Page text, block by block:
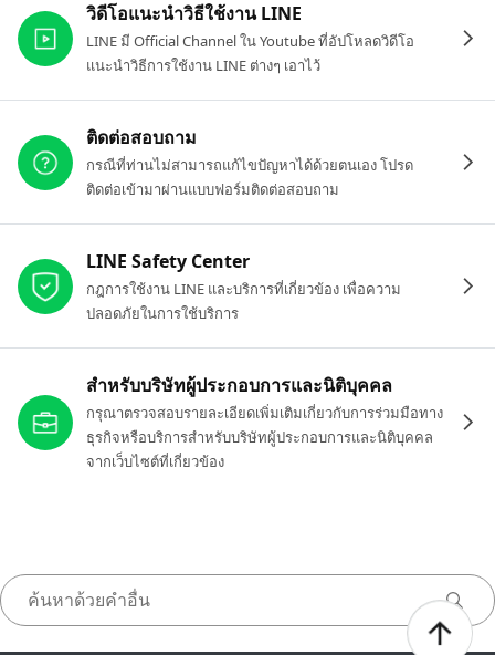
วิดีโอแนะนำวิธีใช้งาน LINE
LINE มี Official Channel ใน Youtube ที่อัปโหลดวิดีโอ
แนะนำวิธีการใช้งาน LINE ต่างๆ เอาไว้
ติดต่อสอบถาม
กรณีที่ท่านไม่สามารถแก้ไขปัญหาได้ด้วยตนเอง โปรด
ติดต่อเข้ามาผ่านแบบฟอร์มติดต่อสอบถาม
LINE Safety Center
กฎการใช้งาน LINE และบริการที่เกี่ยวข้อง เพื่อความ
ปลอดภัยในการใช้บริการ
สำหรับบริษัทผู้ประกอบการและนิติบุคคล
กรุณาตรวจสอบรายละเอียดเพิ่มเติมเกี่ยวกับการร่วมมือทาง
ธุรกิจหรือบริการสำหรับบริษัทผู้ประกอบการและนิติบุคคล
จากเว็บไซต์ที่เกี่ยวข้อง